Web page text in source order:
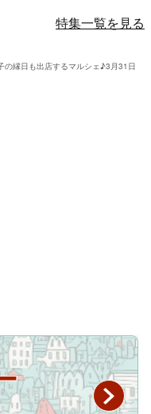
特集一覧を見る
の縁日も出店するマルシェ♪3月31日